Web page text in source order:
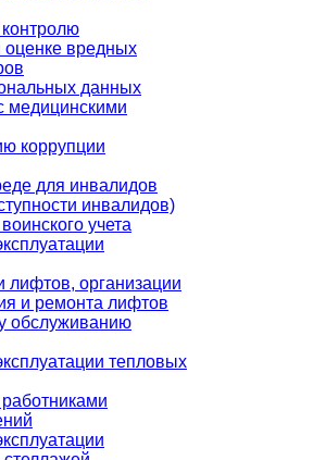
вредных
данных
медицинскими
коррупции
для инвалидов
инвалидов)
учета
лифтов, организации
и ремонта лифтов
обслуживанию
тепловых